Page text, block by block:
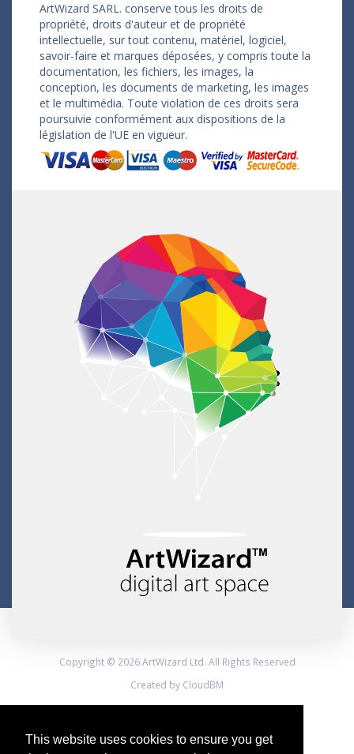
This website uses cookies to ensure you get
ArtWizard SARL. conserve tous les droits de
propriété, droits d'auteur et de propriété
intellectuelle, sur tout contenu, matériel, logiciel,
savoir-faire et marques déposées, y compris toute la
documentation, les fichiers, les images, la
conception, les documents de marketing, les images
et le multimédia. Toute violation de ces droits sera
poursuivie conformément aux dispositions de la
législation de l'UE en vigueur.
Copyright © 2026 ArtWizard Ltd. All Rights Reserved
Created by CloudBM